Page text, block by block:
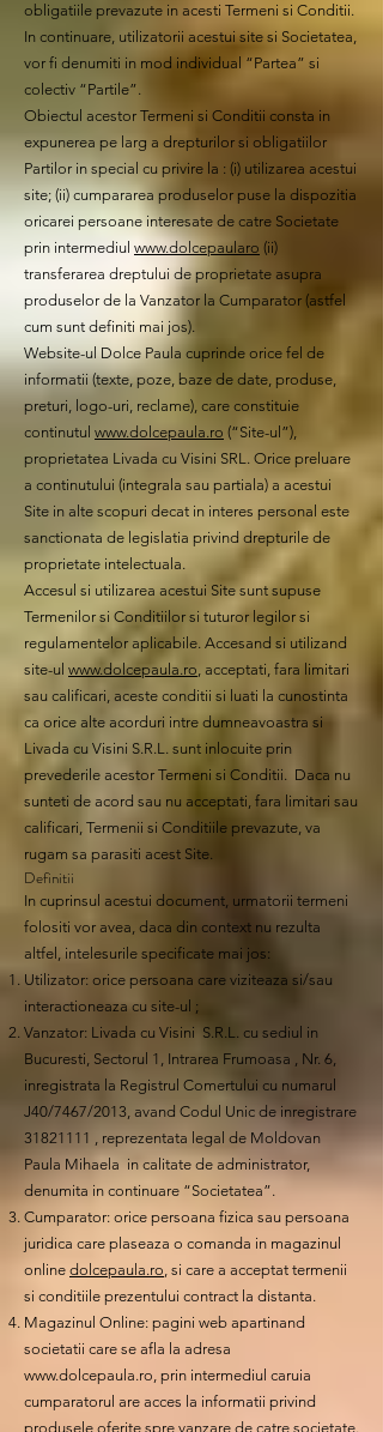
obligatiile prevazute in acesti Termeni si Conditii.
In continuare, utilizatorii acestui site si Societatea,
vor fi denumiti in mod individual “Partea” si
colectiv “Partile”.
Obiectul acestor Termeni si Conditii consta in
expunerea pe larg a drepturilor si obligatiilor
Partilor in special cu privire la : (i) utilizarea acestui
site; (ii) cumpararea produselor puse la dispozitia
oricarei persoane interesate de catre Societate
prin intermediul www.dolcepaularo (ii)
transferarea dreptului de proprietate asupra
produselor de la Vanzator la Cumparator (astfel
cum sunt definiti mai jos).
Website-ul Dolce Paula cuprinde orice fel de
informatii (texte, poze, baze de date, produse,
preturi, logo-uri, reclame), care constituie
continutul www.dolcepaula.ro (“Site-ul”),
proprietatea Livada cu Visini SRL. Orice preluare
a continutului (integrala sau partiala) a acestui
Site in alte scopuri decat in interes personal este
sanctionata de legislatia privind drepturile de
proprietate intelectuala.
Accesul si utilizarea acestui Site sunt supuse
Termenilor si Conditiilor si tuturor legilor si
regulamentelor aplicabile. Accesand si utilizand
site-ul www.dolcepaula.ro, acceptati, fara limitari
sau calificari, aceste conditii si luati la cunostinta
ca orice alte acorduri intre dumneavoastra si
Livada cu Visini S.R.L. sunt inlocuite prin
prevederile acestor Termeni si Conditii. Daca nu
sunteti de acord sau nu acceptati, fara limitari sau
calificari, Termenii si Conditiile prevazute, va
rugam sa parasiti acest Site.
Definitii
In cuprinsul acestui document, urmatorii termeni
folositi vor avea, daca din context nu rezulta
altfel, intelesurile specificate mai jos:
Utilizator: orice persoana care viziteaza si/sau
interactioneaza cu site-ul ;
Vanzator: Livada cu Visini S.R.L. cu sediul in
Bucuresti, Sectorul 1, Intrarea Frumoasa , Nr. 6,
inregistrata la Registrul Comertului cu numarul
J40/7467/2013, avand Codul Unic de inregistrare
31821111 , reprezentata legal de Moldovan
Paula Mihaela in calitate de administrator,
denumita in continuare “Societatea”.
Cumparator: orice persoana fizica sau persoana
juridica care plaseaza o comanda in magazinul
online dolcepaula.ro, si care a acceptat termenii
si conditiile prezentului contract la distanta.
Magazinul Online: pagini web apartinand
societatii care se afla la adresa
www.dolcepaula.ro, prin intermediul caruia
cumparatorul are acces la informatii privind
produsele oferite spre vanzare de catre societate.